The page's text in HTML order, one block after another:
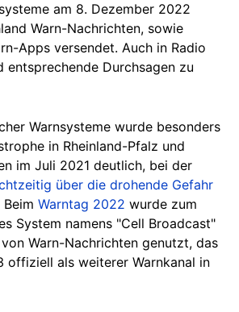
am 8. Dezember 2022
Warn-Nachrichten, sowie
Apps versendet. Auch in Radio
entsprechende Durchsagen zu
Warnsysteme wurde besonders
in Rheinland-Pfalz und
im Juli 2021 deutlich, bei der
über die drohende Gefahr
Warntag 2022 wurde zum
System namens "Cell Broadcast"
Warn-Nachrichten genutzt, das
offiziell als weiterer Warnkanal in